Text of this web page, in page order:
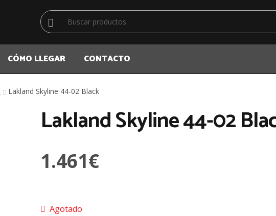
Buscar
por:
Buscar
CÓMO LLEGAR CONTACTO
Lakland Skyline 44-02 Black
Lakland Skyline 44-02
1.461€
Agotado